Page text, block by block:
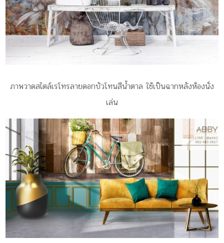
ภาพวาดสไตล์เรโทรลายดอกบัวโทนสีน้ำตาล ใช้เป็นฉากหลังห้องนั่ง
เล่น